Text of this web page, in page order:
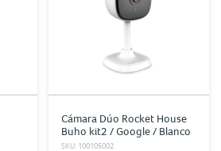
Cámara Dúo Rocket House
Buho kit2 / Google / Blanco
SKU: 100105002